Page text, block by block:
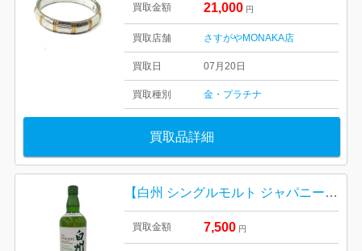
買取金額 21,000 円
買取店舗 さすがやMONAKA店
買取日 07月20日
買取種別 金・プラチナ
買取品詳細
【白州 シングルモルト ジャパニーズウイスキー（700ml）】
買取金額 7,500 円